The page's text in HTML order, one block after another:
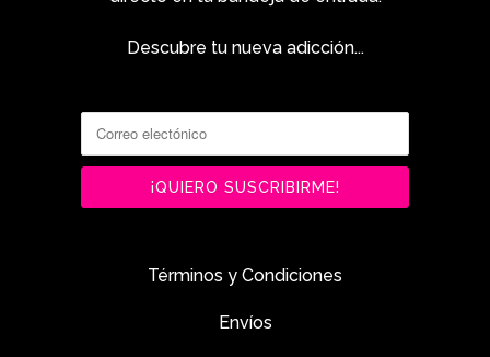
Descubre tu nueva adicción...
Términos y Condiciones
Envíos